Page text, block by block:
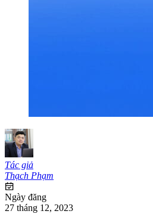
Tác giả
Thạch Phạm
Ngày đăng
27 tháng 12, 2023